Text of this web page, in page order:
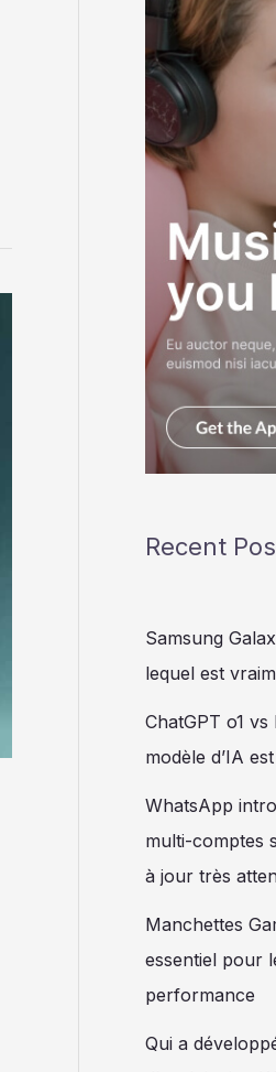
Recent
Samsung
lequel est
ChatGPT o1 vs
modèle d’IA
WhatsApp
multi-comptes
à jour très
Manchettes
essentiel pour
performance
Qui a